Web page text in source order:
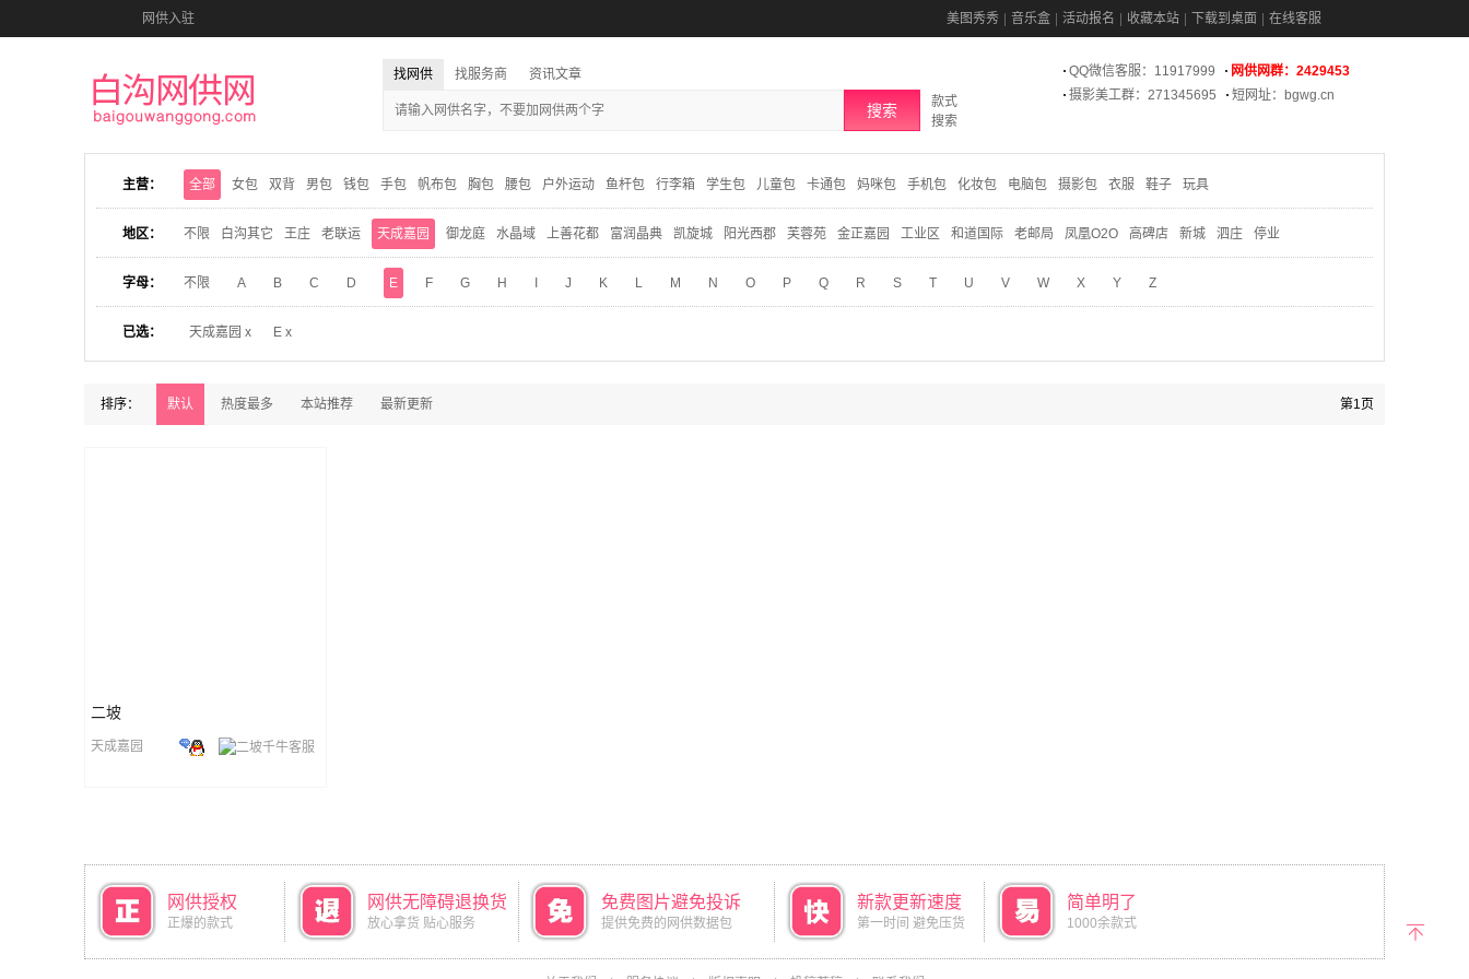
网供入驻 美图秀秀 音乐盒 活动报名 收藏本站 下载到桌面 在线客服
找网供 找服务商 资讯文章
搜索
款式
搜索
QQ微信客服：11917999
网供网群：2429453
摄影美工群：271345695
短网址：bgwg.cn
主营： 全部 女包 双背 男包 钱包 手包 帆布包 胸包 腰包 户外运动 鱼杆包 行李箱 学生包 儿童包 卡通包 妈咪包 手机包 化妆包 电脑包 摄影包 衣服 鞋子 玩具
地区： 不限 白沟其它 王庄 老联运 天成嘉园 御龙庭 水晶域 上善花都 富润晶典 凯旋城 阳光西郡 芙蓉苑 金正嘉园 工业区 和道国际 老邮局 凤凰O2O 高碑店 新城 泗庄 停业
字母： 不限 A B C D E F G H J K L M N O P Q R S T U V W X Y Z
已选： 天成嘉园 x E x
排序： 默认 热度最多 本站推荐 最新更新 第1页
二坡
天成嘉园
网供授权
正爆的款式
网供无障碍退换货
放心拿货 贴心服务
免费图片避免投诉
提供免费的网供数据包
新款更新速度
第一时间 避免压货
简单明了
1000余款式